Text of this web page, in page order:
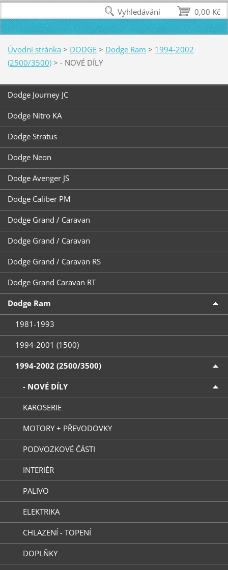
Úvodní stránka > DODGE > Dodge Ram > 1994-2002
(2500/3500) > - NOVÉ DÍLY
Dodge Journey JC
Dodge Nitro KA
Dodge Stratus
Dodge Neon
Dodge Avenger JS
Dodge Caliber PM
Dodge Grand / Caravan
Dodge Grand / Caravan
Dodge Grand / Caravan RS
Dodge Grand Caravan RT
Dodge Ram
1981-1993
1994-2001 (1500)
1994-2002 (2500/3500)
- NOVÉ DÍLY
KAROSERIE
MOTORY + PŘEVODOVKY
PODVOZKOVÉ ČÁSTI
INTERIÉR
PALIVO
ELEKTRIKA
CHLAZENÍ - TOPENÍ
DOPLŇKY
0,00 Kč
Vyhledávání